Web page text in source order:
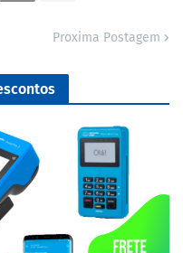
Proxima Postagem